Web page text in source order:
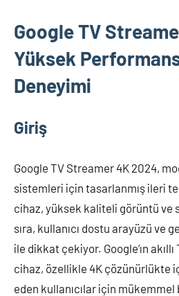
Google TV
Yüksek
Deneyimi
Giriş
Google TV Streamer 4K 2024,
sistemleri için tasarlanmış ileri
cihaz, yüksek kaliteli görüntü ve
sıra, kullanıcı dostu arayüzü ve
ile dikkat çekiyor. Google’ın
cihaz, özellikle 4K çözünürlükte
eden kullanıcılar için